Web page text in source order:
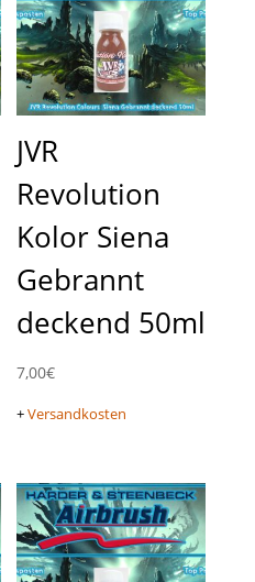
JVR
Revolution
Kolor Siena
Gebrannt
deckend 50ml
7,00€
+Versandkosten